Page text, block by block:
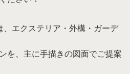
、エクステリア・外構・ガーデ
を、主に手描きの図面でご提案